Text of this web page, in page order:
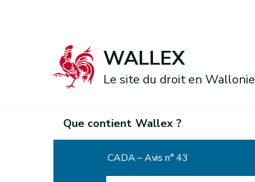
WALLEX
Le site du droit en Wallonie
Que contient Wallex ?
CADA – Avis n° 43